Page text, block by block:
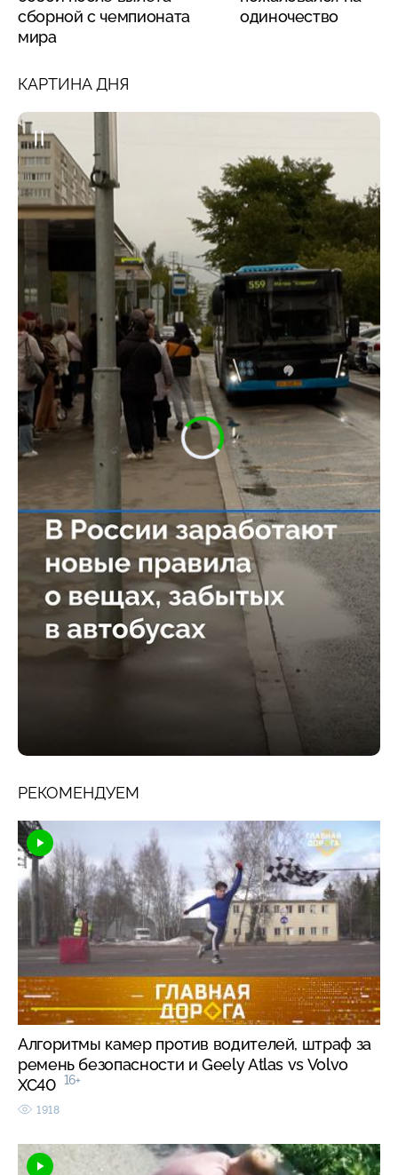
сборной с чемпионата
мира
одиночество
КАРТИНА ДНЯ
РЕКОМЕНДУЕМ
Алгоритмы камер против водителей, штраф за
ремень безопасности и Geely Atlas vs Volvo
XC40 16+
1918